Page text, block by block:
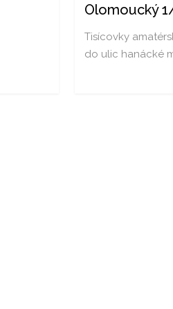
Olomoucký
Tisícovky
do ulic hanácké